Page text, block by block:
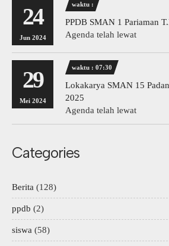
24
Jun 2024
waktu :
PPDB SMAN 1 Pariaman
Agenda telah lewat
29
Mei 2024
waktu : 07:30
Lokakarya SMAN 15
2025
Agenda telah lewat
Categories
Berita (128)
ppdb (2)
siswa (58)